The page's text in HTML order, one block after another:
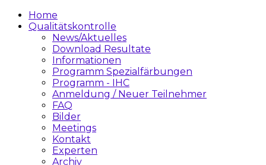
Home
Qualitätskontrolle
News/Aktuelles
Download Resultate
Informationen
Programm Spezialfärbungen
Programm - IHC
Anmeldung / Neuer Teilnehmer
FAQ
Bilder
Meetings
Kontakt
Experten
Archiv